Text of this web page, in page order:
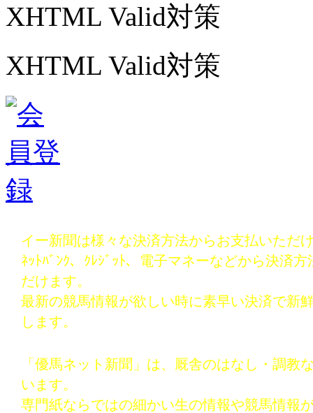
XHTML Valid対策
XHTML Valid対策
イー新聞は様々な決済方法からお支払いただ
ﾈｯﾄﾊﾞﾝｸ、ｸﾚｼﾞｯﾄ、電子マネーなどから決済
だけます。
最新の競馬情報が欲しい時に素早い決済で新
します。
「優馬ネット新聞」は、厩舎のはなし・調教
います。
専門紙ならではの細かい生の情報や競馬情報